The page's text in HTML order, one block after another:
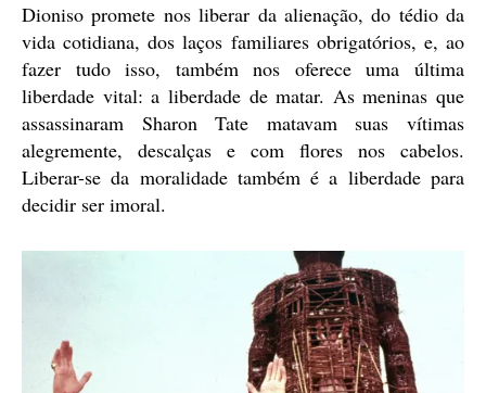
Dioniso promete nos liberar da alienação, do tédio da
vida cotidiana, dos laços familiares obrigatórios, e, ao
fazer tudo isso, também nos oferece uma última
liberdade vital: a liberdade de matar. As meninas que
assassinaram Sharon Tate matavam suas vítimas
alegremente, descalças e com flores nos cabelos.
Liberar-se da moralidade também é a liberdade para
decidir ser imoral.